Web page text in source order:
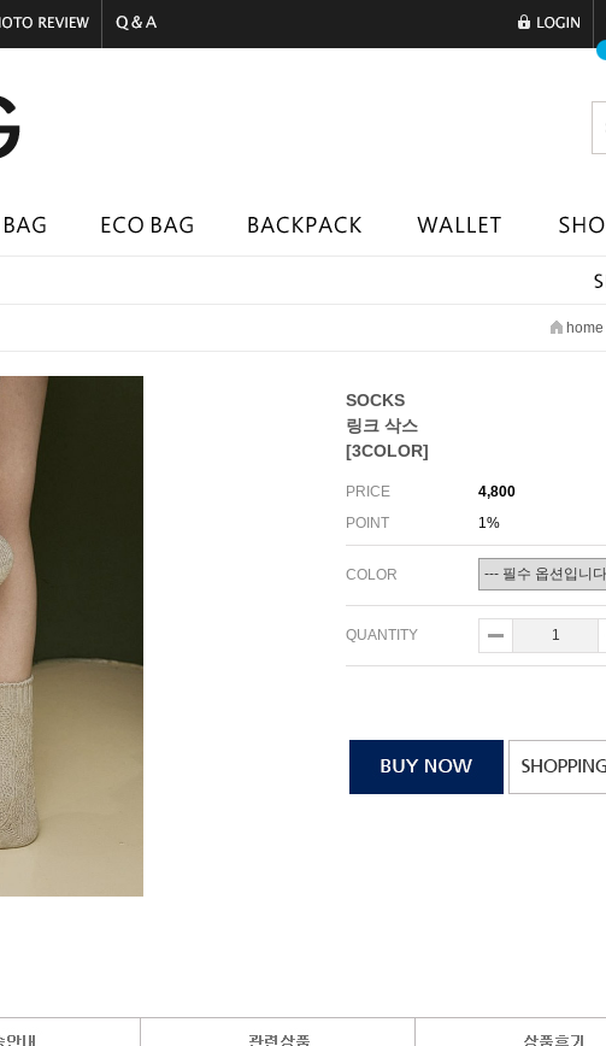
home
SOCKS
링크 삭스
[3COLOR]
PRICE
4,800
POINT
1%
COLOR
QUANTITY